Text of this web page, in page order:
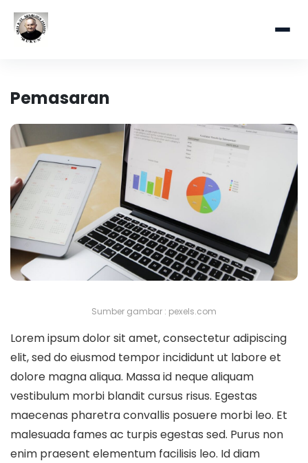
Pemasaran
Sumber gambar : pexels.com
Lorem ipsum dolor sit amet, consectetur adipiscing
elit, sed do eiusmod tempor incididunt ut labore et
dolore magna aliqua. Massa id neque aliquam
vestibulum morbi blandit cursus risus. Egestas
maecenas pharetra convallis posuere morbi leo. Et
malesuada fames ac turpis egestas sed. Purus non
enim praesent elementum facilisis leo. Id diam